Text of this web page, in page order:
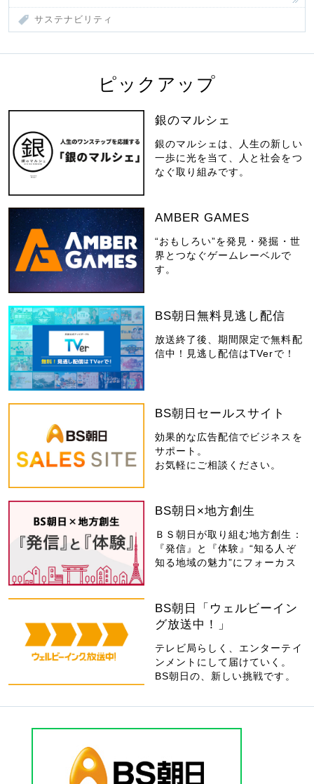
サステナビリティ
ピックアップ
銀のマルシェ
銀のマルシェは、人生の新しい
一歩に光を当て、人と社会をつ
なぐ取り組みです。
AMBER GAMES
“おもしろい”を発見・発掘・世
界とつなぐゲームレーベルで
す。
BS朝日無料見逃し配信
放送終了後、期間限定で無料配
信中！見逃し配信はTVerで！
BS朝日セールスサイト
効果的な広告配信でビジネスを
サポート。
お気軽にご相談ください。
BS朝日×地方創生
ＢＳ朝日が取り組む地方創生：
『発信』と『体験』“知る人ぞ
知る地域の魅力”にフォーカス
BS朝日「ウェルビーイン
グ放送中！」
テレビ局らしく、エンターテイ
ンメントにして届けていく。
BS朝日の、新しい挑戦です。